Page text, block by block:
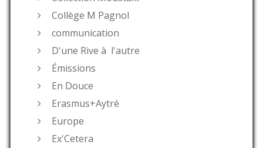
Collège M Pagnol
communication
D'une Rive à l'autre
Émissions
En Douce
Erasmus+Aytré
Europe
Ex'Cetera